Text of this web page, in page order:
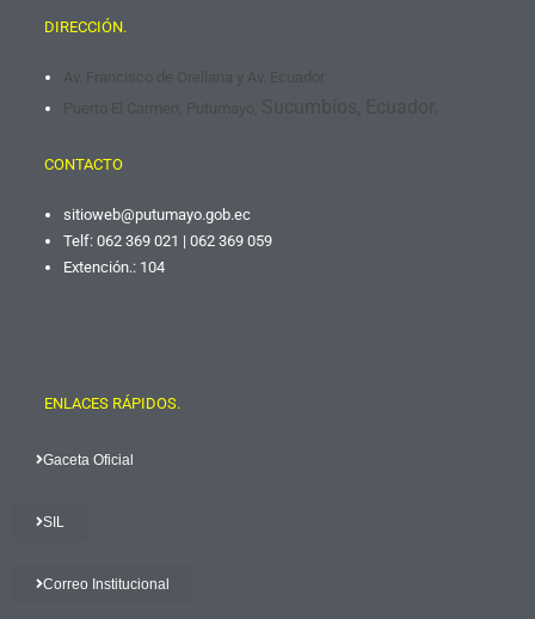
DIRECCIÓN.
Av. Francisco de Orellana y Av. Ecuador
Puerto El Carmen, Putumayo, Sucumbíos, Ecuador.
CONTACTO
sitioweb@putumayo.gob.ec
Telf: 062 369 021 | 062 369 059
Extención.: 104
ENLACES RÁPIDOS.
Gaceta Oficial
SIL
Correo Institucional